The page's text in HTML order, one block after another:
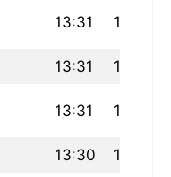
13:31 17:33
13:31 17:32
13:31 17:31
13:30 17:30